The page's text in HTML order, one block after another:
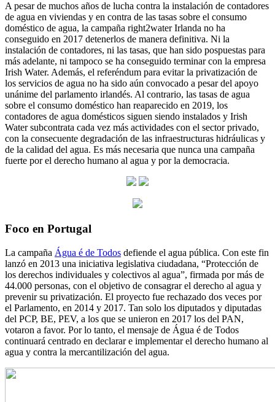
A pesar de muchos años de lucha contra la instalación de contadores
de agua en viviendas y en contra de las tasas sobre el consumo
doméstico de agua, la campaña right2water Irlanda no ha
conseguido en 2017 detenerlos de manera definitiva. Ni la
instalación de contadores, ni las tasas, que han sido pospuestas para
más adelante, ni tampoco se ha conseguido terminar con la empresa
Irish Water. Además, el referéndum para evitar la privatización de
los servicios de agua no ha sido aún convocado a pesar del apoyo
unánime del parlamento irlandés. Al contrario, las tasas de agua
sobre el consumo doméstico han reaparecido en 2019, los
contadores de agua domésticos siguen siendo instalados y Irish
Water subcontrata cada vez más actividades con el sector privado,
con la consecuente degradación de las infraestructuras hidráulicas y
de la calidad del agua. Es más necesaria que nunca una campaña
fuerte por el derecho humano al agua y por la democracia.
Foco en Portugal
La campaña Água é de Todos defiende el agua pública. Con este fin
lanzó en 2013 una iniciativa legislativa ciudadana, “Protección de
los derechos individuales y colectivos al agua”, firmada por más de
44.000 personas, con el objetivo de consagrar el derecho al agua y
prevenir su privatización. El proyecto fue rechazado dos veces por
el Parlamento, en 2014 y 2017. Tan solo los diputados y diputadas
del PCP, BE, PEV, a los que se unieron en 2017 los del PAN,
votaron a favor. Por lo tanto, el mensaje de Água é de Todos
continuará centrado en declarar e implementar el derecho humano al
agua y contra la mercantilización del agua.